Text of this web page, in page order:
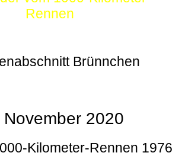
Rennen
Brünnchen
November 2020
Kilometer-Rennen 1976